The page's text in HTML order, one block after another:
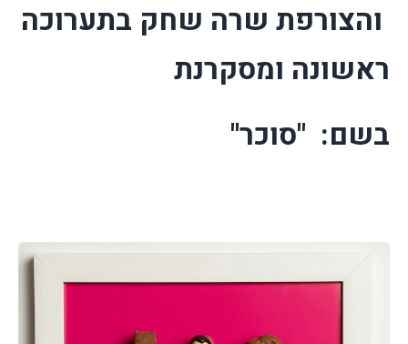
והצורפת שרה שחק בתערוכה
ראשונה ומסקרנת
בשם: ''סוכר''